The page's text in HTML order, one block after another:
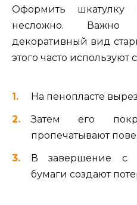
Оформить
несложно. Важно
декоративный вид
этого часто
На пенопласте
Затем его
пропечатывают
В завершение с
бумаги создают